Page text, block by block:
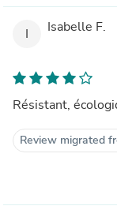
I Isabelle F.
Résistant,
Review migrated